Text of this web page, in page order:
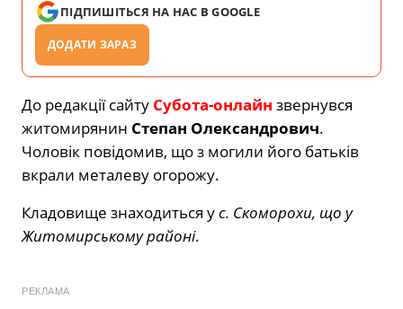
ПІДПИШІТЬСЯ НА НАС В GOOGLE
ДОДАТИ ЗАРАЗ
До редакції сайту Субота-онлайн звернувся
житомирянин Степан Олександрович.
Чоловік повідомив, що з могили його батьків
вкрали металеву огорожу.
Кладовище знаходиться ус. Скоморохи, що у
Житомирському районі.
РЕКЛАМА